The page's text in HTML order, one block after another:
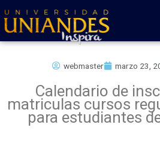
al
contenido
webmaster marzo 23,
Calendario de
matriculas cursos
para estudiantes